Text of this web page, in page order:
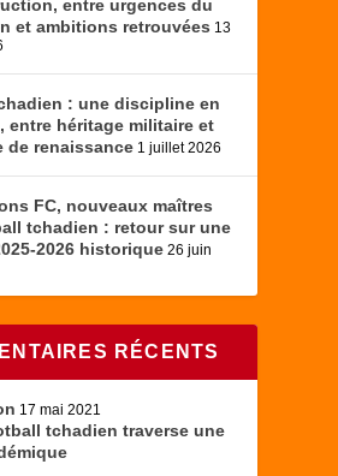
entre urgences du
et ambitions retrouvées 13
: une discipline en
entre héritage militaire et
de renaissance 1 juillet 2026
FC, nouveaux maîtres
tchadien : retour sur une
2026 historique 26 juin
RÉCENTS
17 mai 2021
tchadien traverse une